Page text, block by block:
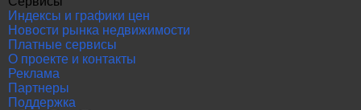
Индексы и графики цен
Новости рынка недвижимости
Платные сервисы
О проекте и контакты
Реклама
Партнеры
Поддержка